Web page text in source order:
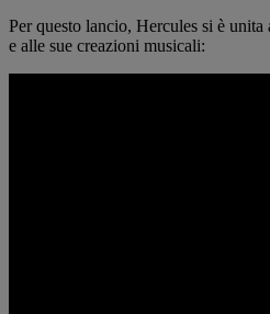
Per questo lancio, Hercules si è unita
e alle sue creazioni musicali: